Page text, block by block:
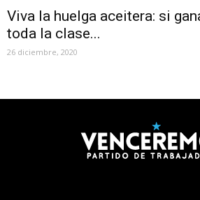
Viva la huelga aceitera: si
toda la clase...
26 diciembre, 2020